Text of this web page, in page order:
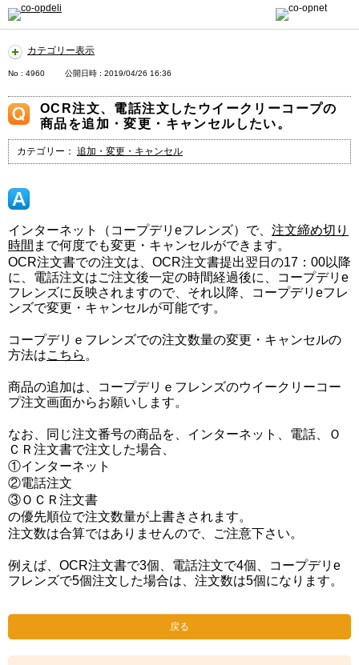
カテゴリー表示
No : 4960 公開日時 : 2019/04/26 16:36
OCR注文、電話注文したウイークリーコープの
商品を追加・変更・キャンセルしたい。
カテゴリー： 追加・変更・キャンセル
インターネット（コープデリeフレンズ）で、 注文締め切り
時間 まで何度でも変更・キャンセルができます。
OCR注文書での注文は、OCR注文書提出翌日の17：00以降
に、電話注文はご注文後一定の時間経過後に、コープデリe
フレンズに反映されますので、それ以降、コープデリeフレ
ンズで変更・キャンセルが可能です。
コープデリｅフレンズでの注文数量の変更・キャンセルの
方法はこちら 。
商品の追加は、コープデリｅフレンズのウイークリーコー
プ注文画面からお願いします。
なお、同じ注文番号の商品を、インターネット、電話、Ｏ
ＣＲ注文書で注文した場合、
①インターネット
②電話注文
③ＯＣＲ注文書
の優先順位で注文数量が上書きされます。
注文数は合算ではありませんので、ご注意下さい。
例えば、OCR注文書で3個、電話注文で4個、コープデリe
フレンズで5個注文した場合は、注文数は5個になります。
戻る